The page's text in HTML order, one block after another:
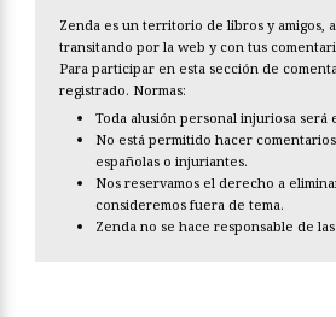
Zenda es un territorio de libros y amigos,
transitando por la web y con tus
Para participar en esta sección de
registrado. Normas:
Toda alusión personal injuriosa será
No está permitido hacer
españolas o injuriantes.
Nos reservamos el derecho a
consideremos fuera de tema.
Zenda no se hace responsable de